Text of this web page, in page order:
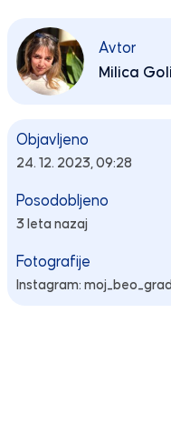
Avtor
Milica
Objavljeno
24. 12. 2023, 09:28
Posodobljeno
3 leta nazaj
Fotografije
Instagram: moj_beo_grad